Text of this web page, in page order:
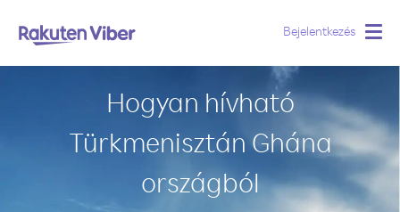
Bejelentkezés
Hogyan hívható
Türkmenisztán Ghána
országból